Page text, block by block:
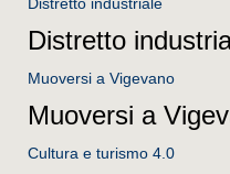
Distretto
Muoversi a Vigevano
Muoversi a
Cultura e turismo 4.0